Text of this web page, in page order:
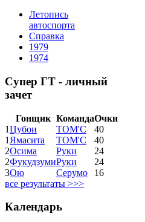
Летопись
автоспорта
Справка
1979
1974
Супер ГТ - личный
зачет
Гонщик КомандаОчки
1Цубои ТОМ'С
40
1 Ямасита ТОМ'С
40
2Осима Руки
24
2ФукудзумиРуки
24
3Ою Серумо
16
все результаты >>>
Календарь